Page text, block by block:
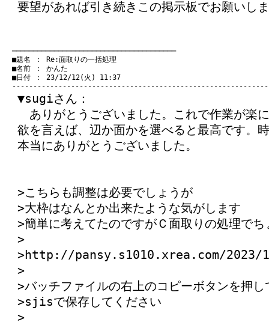
要望があれば引き続きこの掲示板でお願いし
───────────────────────────────────────
■題名 ： Re:面取りの一括処理
■名前 ： かんた
■日付 ： 23/12/12(火) 11:37
▼sugiさん：
ありがとうございました。これで作業が楽
欲を言えば、辺か面かを選べると最高です。
本当にありがとうございました。
>こちらも調整は必要でしょうが
>大枠はなんとか出来たような気がします
>簡単に考えてたのですがＣ面取りの処理で
>
>http://pansy.s1010.xrea.com/2023/12/12/
>
>バッチファイルの右上のコピーボタンを押し
>sjisで保存してください
>